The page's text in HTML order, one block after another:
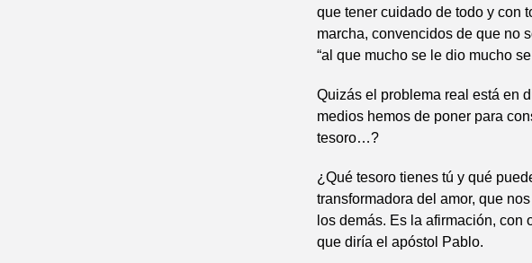
que tener cuidado de todo y con
marcha, convencidos de que no
“al que mucho se le dio mucho
Quizás el problema real está en
medios hemos de poner para
tesoro…?
¿Qué tesoro tienes tú y qué
transformadora del amor, que
los demás. Es la afirmación, con
que diría el apóstol Pablo.